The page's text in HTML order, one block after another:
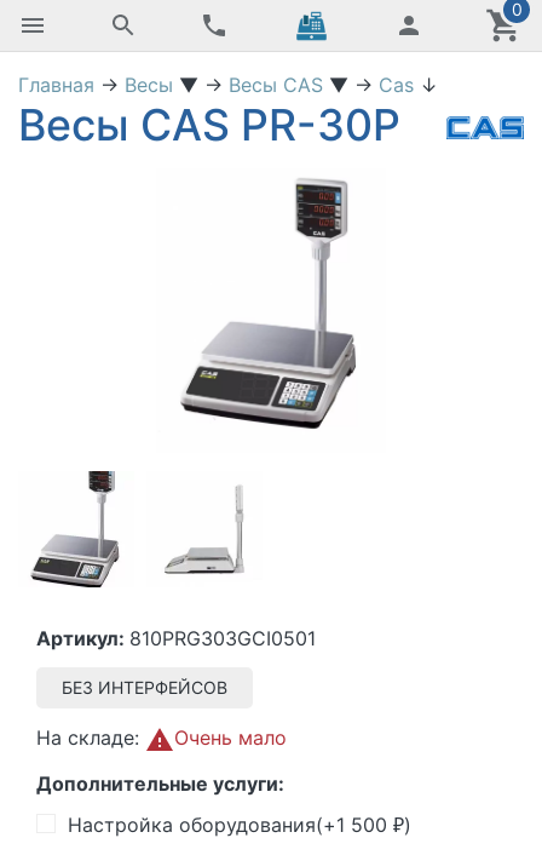
0
Главная → Весы ▼ → Весы CAS ▼ → Cas ↓
Весы CAS PR-30P
Артикул: 810PRG303GCI0501
БЕЗ ИНТЕРФЕЙСОВ
На складе:
Очень мало
Дополнительные услуги:
Настройка оборудования(+1 500 ₽)